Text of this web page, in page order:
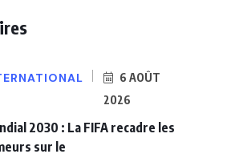
6 AOÛT
2026
2030 : La FIFA recadre les
sur le